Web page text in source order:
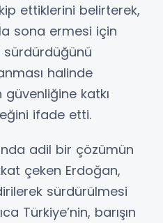
ettiklerini belirterek,
sona ermesi için
sürdürdüğünü
halinde
güvenliğine katkı
ifade etti.
adil bir çözümün
çeken Erdoğan,
sürdürülmesi
Türkiye’nin, barışın